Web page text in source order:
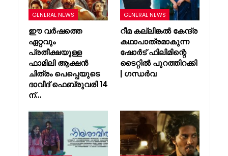
GENERAL NEWS
ഈ വർഷത്തെ
ഏറ്റവും
പ്രതീക്ഷയുള്ള
ഫാമിലി ആക്ഷൻ
ചിത്രം പെപ്പെയുടെ
ദാവീദ് ഫെബ്രുവരി 14
ന്…
GENERAL NEWS
റീമ കല്ലിങ്കൽ കേന്ദ്ര
കഥാപാത്രമാകുന്ന
ഷോർട് ഫിലിമിന്റെ
ടൈറ്റിൽ പുറത്തിറക്കി
| ഗന്ധർവ